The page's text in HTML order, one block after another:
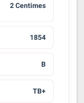
2 Centimes
1854
B
TB+